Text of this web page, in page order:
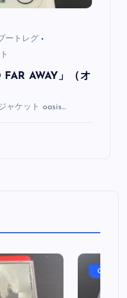
ートレグ
AWAY」（オ
ャケット oasis…
OASIS